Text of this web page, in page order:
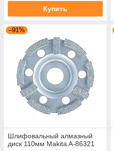
Купить
–91%
Шлифовальный алмазный
диск 110мм Makita A-86321